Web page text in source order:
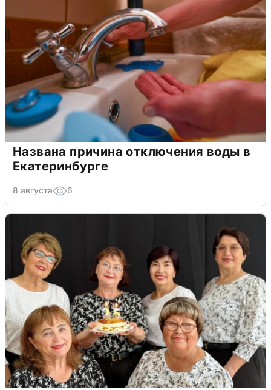
Названа причина отключения воды в
Екатеринбурге
8 августа 6